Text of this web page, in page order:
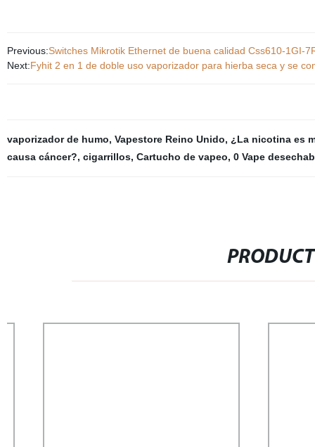
Previous:Switches Mikrotik Ethernet de buena calidad Css610-1GI-
Next:Fyhit 2 en 1 de doble uso vaporizador para hierba seca y se
vaporizador de humo, Vapestore Reino Unido, ¿La nicotina es
causa cáncer?, cigarrillos, Cartucho de vapeo, 0 Vape